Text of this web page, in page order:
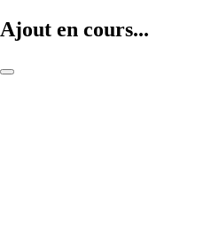
Ajout en cours...